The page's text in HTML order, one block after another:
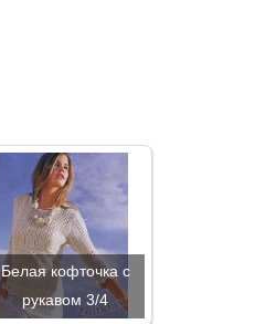
Белая кофточка с
рукавом 3/4